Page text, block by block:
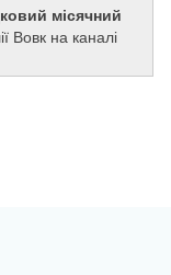
місячний
Вовк на каналі